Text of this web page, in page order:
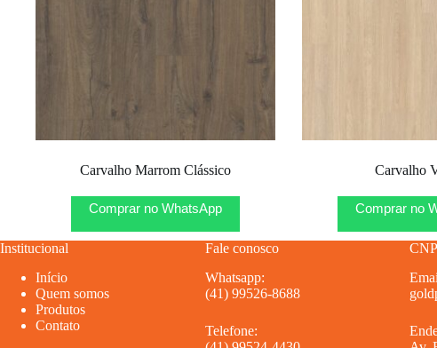
Carvalho Marrom Clássico
Comprar no WhatsApp
Carvalho
Comprar no
Institucional
Início
Quem somos
Produtos
Contato
Fale conosco
Whatsapp:
(41) 99526-8688
Telefone: